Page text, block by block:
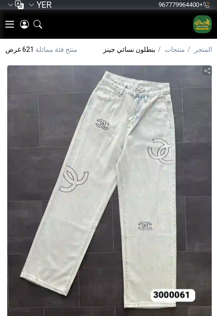
+967779964400
YER
المتجر منتجات بنطلون نسائي جينز منتج فئة مماثلة 621 غرض